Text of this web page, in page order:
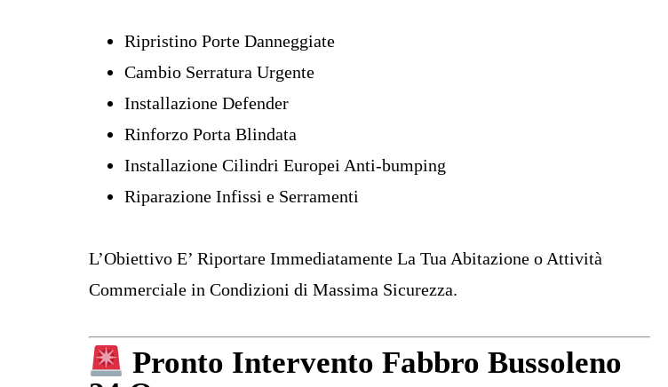
Ripristino Porte Danneggiate
Cambio Serratura Urgente
Installazione Defender
Rinforzo Porta Blindata
Installazione Cilindri Europei Anti-bumping
Riparazione Infissi e Serramenti
L’Obiettivo E’ Riportare Immediatamente La Tua Abitazione o Attività
Commerciale in Condizioni di Massima Sicurezza.
Pronto Intervento Fabbro Bussoleno